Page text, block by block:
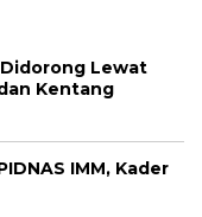
Lewat
Kentang
IMM, Kader